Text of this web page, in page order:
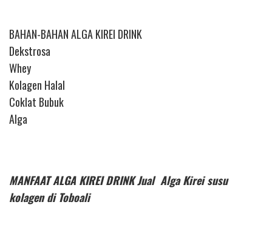
BAHAN-BAHAN ALGA KIREI DRINK
Dekstrosa
Whey
Kolagen Halal
Coklat Bubuk
Alga
MANFAAT ALGA KIREI DRINK Jual Alga Kirei susu
kolagen di Toboali